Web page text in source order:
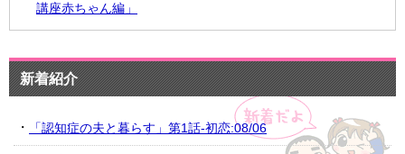
講座赤ちゃん編」
新着紹介
「認知症の夫と暮らす」第1話-初恋:08/06